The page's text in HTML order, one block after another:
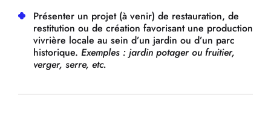
Présenter un projet (à venir) de restauration, de
restitution ou de création favorisant une production
vivrière locale au sein d’un jardin ou d’un parc
historique. Exemples : jardin potager ou fruitier,
verger, serre, etc.